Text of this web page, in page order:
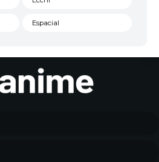
Espacial
Historico
Josei